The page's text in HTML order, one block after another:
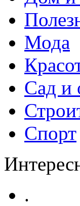
Мода
Сад и
Спорт
.